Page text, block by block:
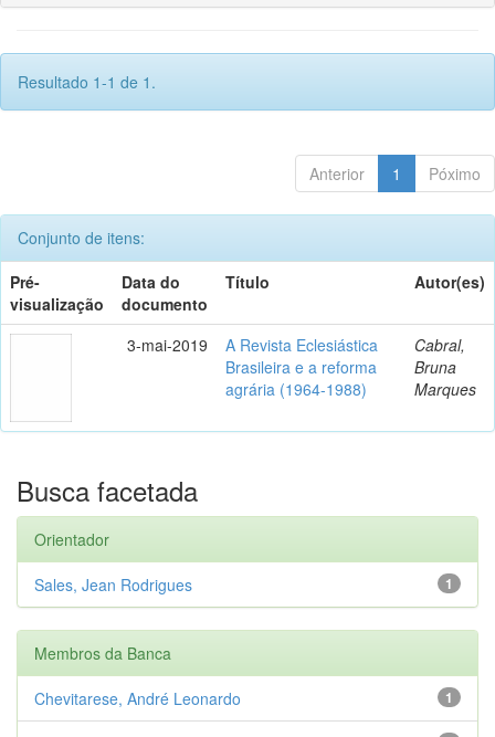
Resultado 1-1 de 1.
Anterior 1 Póximo
Conjunto de itens:
Pré-
visualização
Data do
documento
Título Autor(es)
3-mai-2019
A Revista Eclesiástica
Brasileira e a reforma
agrária (1964-1988)
Cabral,
Bruna
Marques
Busca facetada
Orientador
1
Sales, Jean Rodrigues
Membros da Banca
1
Chevitarese, André Leonardo